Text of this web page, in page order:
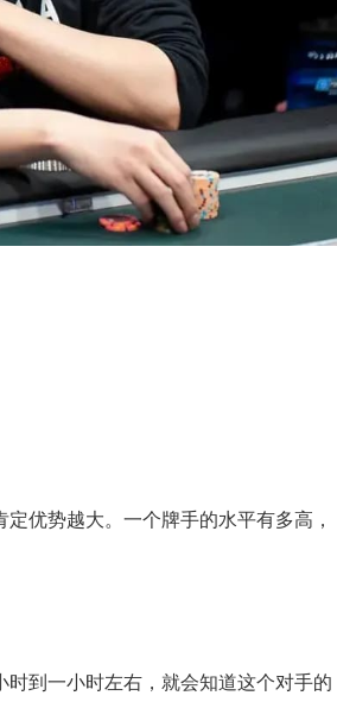
优势越大。一个牌手的水平有多高，
到一小时左右，就会知道这个对手的